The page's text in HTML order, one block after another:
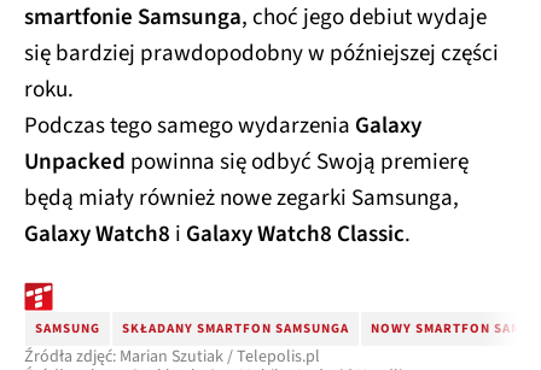
smartfonie Samsunga, choć jego debiut wydaje
się bardziej prawdopodobny w późniejszej części
roku.
Podczas tego samego wydarzenia Galaxy
Unpacked powinna się odbyć Swoją premierę
będą miały również nowe zegarki Samsunga,
Galaxy Watch8 i Galaxy Watch8 Classic.
SAMSUNG SKŁADANY SMARTFON SAMSUNGA NOWY SMARTFON
Źródła zdjęć: Marian Szutiak / Telepolis.pl